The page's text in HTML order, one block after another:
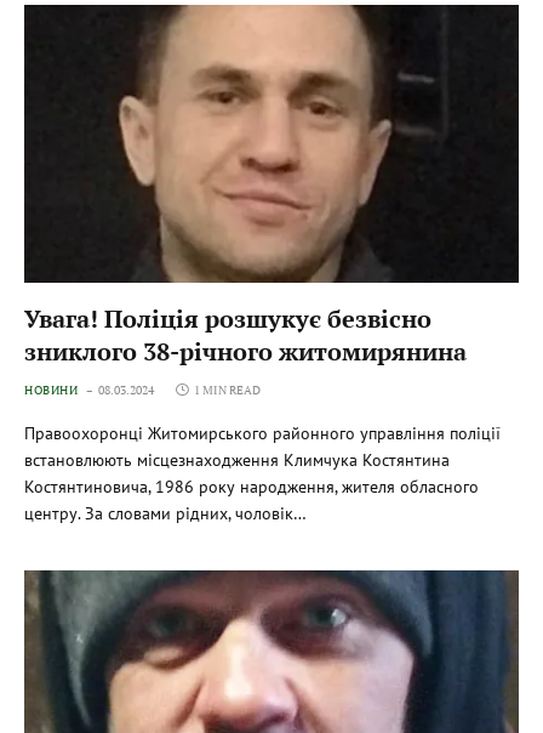
Увага! Поліція розшукує безвісно
зниклого 38-річного житомирянина
НОВИНИ 08.03.2024 1 MIN READ
Правоохоронці Житомирського районного управління поліції
встановлюють місцезнаходження Климчука Костянтина
Костянтиновича, 1986 року народження, жителя обласного
центру. За словами рідних, чоловік…